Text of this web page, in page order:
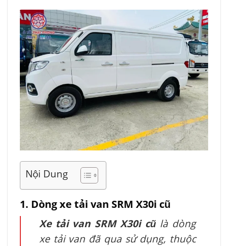
Nội Dung
1. Dòng xe tải van SRM X30i cũ
Xe tải van SRM X30i cũlà dòng
xe tải van đã qua sử dụng, thuộc